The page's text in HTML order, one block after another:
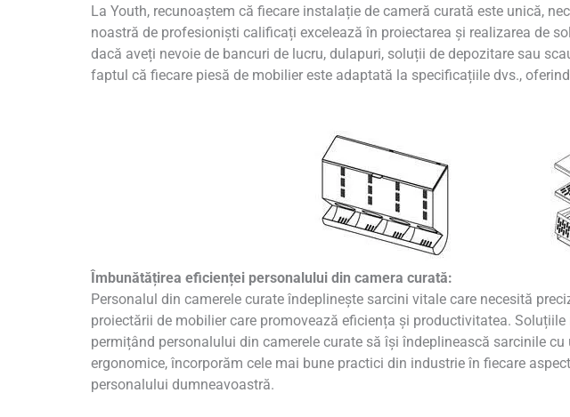
La Youth, recunoaștem că fiecare instalație de cameră curată este unică,
noastră de profesioniști calificați excelează în proiectarea și realizarea de
dacă aveți nevoie de bancuri de lucru, dulapuri, soluții de depozitare sau
faptul că fiecare piesă de mobilier este adaptată la specificațiile dvs.,
Îmbunătățirea eficienței personalului din camera curată:
Personalul din camerele curate îndeplinește sarcini vitale care necesită
proiectării de mobilier care promovează eficiența și productivitatea.
permițând personalului din camerele curate să își îndeplinească sarcinile
ergonomice, încorporăm cele mai bune practici din industrie în fiecare
personalului dumneavoastră.